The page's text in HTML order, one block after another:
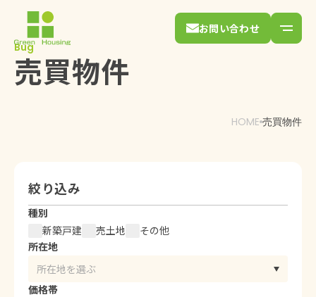
お問い合わせ
Bug
売買物件
HOME 売買物件
絞り込み
種別
新築戸建
売土地
その他
所在地
価格帯